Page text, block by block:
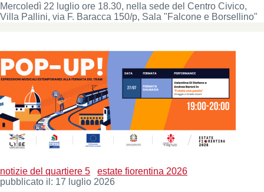
Mercoledì 22 luglio ore 18.30, nella sede del Centro Civico,
Villa Pallini, via F. Baracca 150/p, Sala "Falcone e Borsellino"
notizie del quartiere 5
estate fiorentina 2026
pubblicato il: 17 luglio 2026